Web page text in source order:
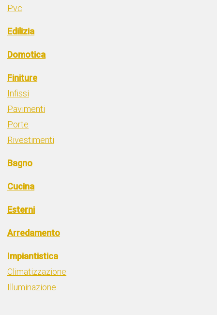
Pvc
Edilizia
Domotica
Finiture
Infissi
Pavimenti
Porte
Rivestimenti
Bagno
Cucina
Esterni
Arredamento
Impiantistica
Climatizzazione
Illuminazione